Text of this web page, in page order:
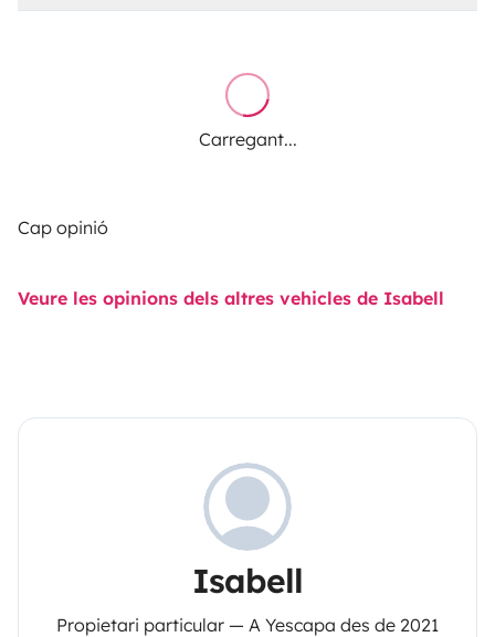
Carregant...
Cap opinió
Veure les opinions dels altres vehicles de Isabell
Isabell
Propietari particular — A Yescapa des de 2021